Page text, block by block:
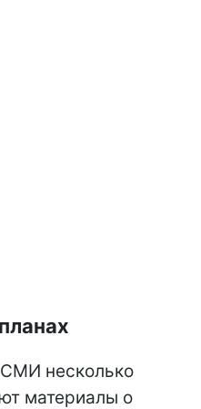
несколько
материалы о